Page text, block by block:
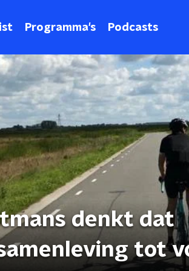
Programma's Podcasts
denkt dat
tot